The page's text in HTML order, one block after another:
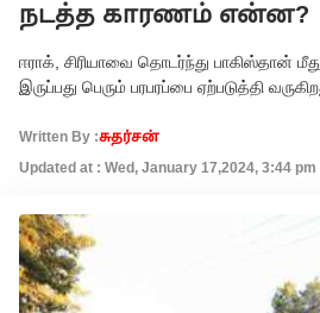
நடத்த காரணம் என்ன?
ஈராக், சிரியாவை தொடர்ந்து பாகிஸ்தான்
இருப்பது பெரும் பரபரப்பை ஏற்படுத்தி
Written By :சுதர்சன்
Updated at : Wed, January 17,2024, 3:44 pm